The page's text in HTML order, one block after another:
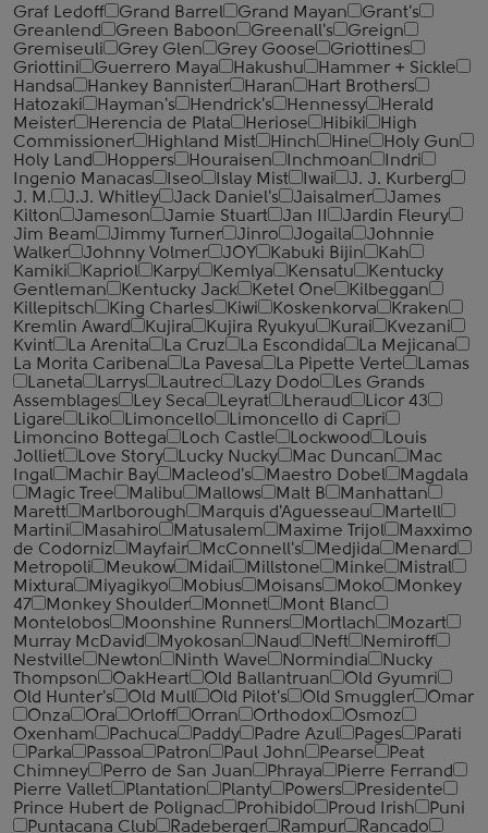
Graf Ledoff
Grand Barrel Grand Mayan
Grant's
Greanlend
Green Baboon Greenall's
Greign
Gremiseuli
Grey Glen Grey Goose
Griottines
Griottini
Guerrero Maya Hakushu
Hammer + Sickle
Handsa
Hankey Bannister Haran
Hart Brothers
Hatozaki
Hayman's Hendrick's Hennessy
Herald
Meister
Herencia de Plata Heriose Hibiki
High
Commissioner
Highland Mist Hinch Hine
Holy Gun
Holy Land
Hoppers Houraisen Inchmoan
Indri
Ingenio Manacas
Iseo Islay Mist Iwai
J. J. Kurberg
J. M.
J.J. Whitley Jack Daniel's Jaisalmer
James
Kilton
Jameson Jamie Stuart Jan II
Jardin Fleury
Jim Beam
Jimmy Turner Jinro Jogaila
Johnnie
Walker
Johnny Volmer JOY Kabuki Bijin
Kah
Kamiki
Kapriol Karpy Kemlya Kensatu
Kentucky
Gentleman
Kentucky Jack Ketel One
Kilbeggan
Killepitsch
King Charles Kiwi Koskenkorva
Kraken
Kremlin Award
Kujira Kujira Ryukyu Kurai
Kvezani
Kvint
La Arenita La Cruz La Escondida
La Mejicana
La Morita Caribena
La Pavesa La Pipette Verte
Lamas
Laneta
Larrys Lautrec Lazy Dodo
Les Grands
Assemblages
Ley Seca Leyrat Lheraud
Licor 43
Ligare
Liko Limoncello
Limoncello di Capri
Limoncino Bottega
Loch Castle Lockwood
Louis
Jolliet
Love Story Lucky Nucky Mac Duncan
Mac
Ingal
Machir Bay Macleod's Maestro Dobel
Magdala
Magic Tree
Malibu Mallows Malt B
Manhattan
Marett
Marlborough Marquis d'Aguesseau
Martell
Martini
Masahiro Matusalem Maxime Trijol
Maxximo
de Codorniz
Mayfair McConnell's Medjida
Menard
Metropoli
Meukow Midai Millstone Minke
Mistral
Mixtura
Miyagikyo Mobius Moisans Moko
Monkey
47
Monkey Shoulder Monnet
Mont Blanc
Montelobos
Moonshine Runners Mortlach
Mozart
Murray McDavid
Myokosan Naud Neft
Nemiroff
Nestville
Newton Ninth Wave Normindia
Nucky
Thompson
OakHeart Old Ballantruan
Old Gyumri
Old Hunter's
Old Mull Old Pilot's Old Smuggler
Omar
Onza
Ora Orloff Orran Orthodox
Osmoz
Oxenham
Pachuca Paddy Padre Azul Pages
Parati
Parka
Passoa Patron Paul John Pearse
Peat
Chimney
Perro de San Juan Phraya
Pierre Ferrand
Pierre Vallet
Plantation Planty Powers
Presidente
Prince Hubert de Polignac
Prohibido Proud Irish
Puni
Puntacana Club
Radeberger Rampur
Rancado